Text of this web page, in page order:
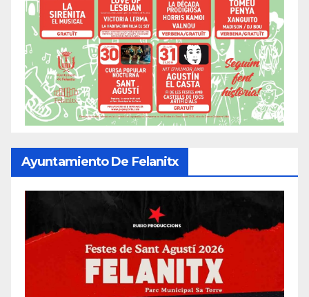
Ayuntamiento De Felanitx